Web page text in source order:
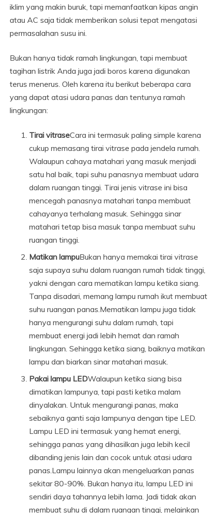
iklim yang makin buruk, tapi memanfaatkan kipas angin
atau AC saja tidak memberikan solusi tepat mengatasi
permasalahan susu ini.
Bukan hanya tidak ramah lingkungan, tapi membuat
tagihan listrik Anda juga jadi boros karena digunakan
terus menerus. Oleh karena itu berikut beberapa cara
yang dapat atasi udara panas dan tentunya ramah
lingkungan:
Tirai vitraseCara ini termasuk paling simple karena
cukup memasang tirai vitrase pada jendela rumah.
Walaupun cahaya matahari yang masuk menjadi
satu hal baik, tapi suhu panasnya membuat udara
dalam ruangan tinggi. Tirai jenis vitrase ini bisa
mencegah panasnya matahari tanpa membuat
cahayanya terhalang masuk. Sehingga sinar
matahari tetap bisa masuk tanpa membuat suhu
ruangan tinggi.
Matikan lampuBukan hanya memakai tirai vitrase
saja supaya suhu dalam ruangan rumah tidak tinggi,
yakni dengan cara mematikan lampu ketika siang.
Tanpa disadari, memang lampu rumah ikut membuat
suhu ruangan panas.Mematikan lampu juga tidak
hanya mengurangi suhu dalam rumah, tapi
membuat energi jadi lebih hemat dan ramah
lingkungan. Sehingga ketika siang, baiknya matikan
lampu dan biarkan sinar matahari masuk.
Pakai lampu LEDWalaupun ketika siang bisa
dimatikan lampunya, tapi pasti ketika malam
dinyalakan. Untuk mengurangi panas, maka
sebaiknya ganti saja lampunya dengan tipe LED.
Lampu LED ini termasuk yang hemat energi,
sehingga panas yang dihasilkan juga lebih kecil
dibanding jenis lain dan cocok untuk atasi udara
panas.Lampu lainnya akan mengeluarkan panas
sekitar 80-90%. Bukan hanya itu, lampu LED ini
sendiri daya tahannya lebih lama. Jadi tidak akan
membuat suhu di dalam ruangan tinggi, melainkan